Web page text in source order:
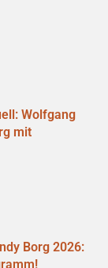
Wolfgang
mit
Borg 2026: